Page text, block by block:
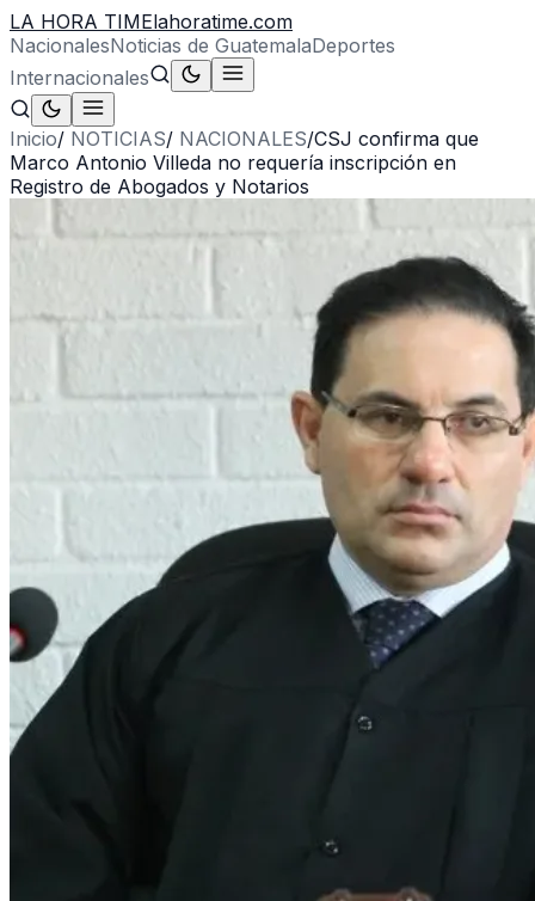
LA HORA TIMElahoratime.com
NacionalesNoticias de GuatemalaDeportes
Internacionales
Inicio/ NOTICIAS/ NACIONALES/CSJ confirma que
Marco Antonio Villeda no requería inscripción en
Registro de Abogados y Notarios